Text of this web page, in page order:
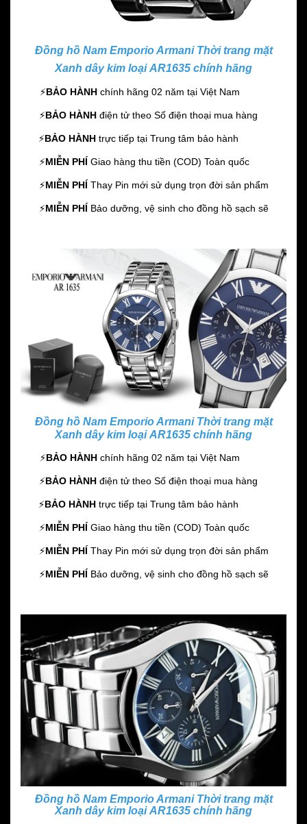
Đồng hồ Nam Emporio Armani Thời trang mặt
Xanh dây kim loại AR1635 chính hãng
⚡️BẢO HÀNH chính hãng 02 năm tại Việt Nam
⚡️BẢO HÀNH điện tử theo Số điện thoại mua hàng
⚡️BẢO HÀNH trực tiếp tại Trung tâm bảo hành
⚡️MIỄN PHÍ Giao hàng thu tiền (COD) Toàn quốc
⚡️MIỄN PHÍ Thay Pin mới sử dụng trọn đời sản phẩm
⚡️MIỄN PHÍ Bảo dưỡng, vệ sinh cho đồng hồ sạch sẽ
Đồng hồ Nam Emporio Armani Thời trang mặt
Xanh dây kim loại AR1635 chính hãng
⚡️BẢO HÀNH chính hãng 02 năm tại Việt Nam
⚡️BẢO HÀNH điện tử theo Số điện thoại mua hàng
⚡️BẢO HÀNH trực tiếp tại Trung tâm bảo hành
⚡️MIỄN PHÍ Giao hàng thu tiền (COD) Toàn quốc
⚡️MIỄN PHÍ Thay Pin mới sử dụng trọn đời sản phẩm
⚡️MIỄN PHÍ Bảo dưỡng, vệ sinh cho đồng hồ sạch sẽ
Đồng hồ Nam Emporio Armani Thời trang mặt
Xanh dây kim loại AR1635 chính hãng